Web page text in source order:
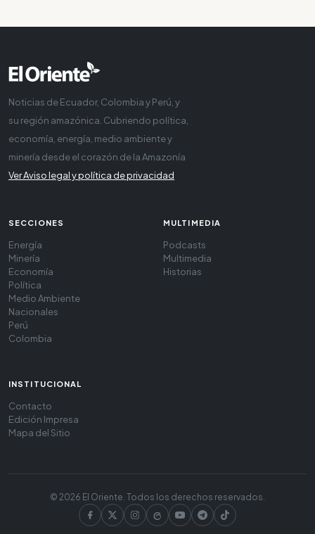
Noticias de Ecuador, Colombia y Perú, y
su región amazónica. Cubriendo política,
economía, energía, medio ambiente y
minería desde el corazón de la Amazonía
Ver Aviso legal y política de privacidad
SECCIONES
Energía
Minería
Economía
Política
Medio Ambiente
Nacionales
Perú
Colombia
MULTIMEDIA
Podcasts
Multimedia
Historias
INSTITUCIONAL
Contacto
Edición Impresa
Mapa del Sitio
© 2026 El Oriente. Todos los derechos reservados.